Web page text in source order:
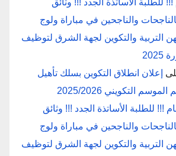
!!! للطلبة الأساتذة الجدد !!! وثائق
والناجحين في مباراة ولوج
التربية والتكوين لجهة الشرق لتوظيف
إعلان انطلاق التكوين بسلك تأهيل
التكويني 2025/2026
!!! للطلبة الأساتذة الجدد !!! وثائق
والناجحين في مباراة ولوج
التربية والتكوين لجهة الشرق لتوظيف